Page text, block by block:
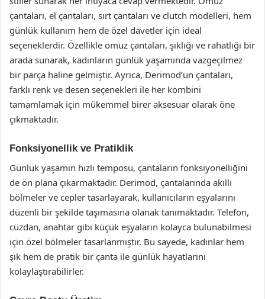
çantaları, el çantaları, sırt çantaları ve clutch modelleri, hem
günlük kullanım hem de özel davetler için ideal
seçeneklerdir. Özellikle omuz çantaları, şıklığı ve rahatlığı bir
arada sunarak, kadınların günlük yaşamında vazgeçilmez
bir parça haline gelmiştir. Ayrıca, Derimod’un çantaları,
farklı renk ve desen seçenekleri ile her kombini
tamamlamak için mükemmel birer aksesuar olarak öne
çıkmaktadır.
Fonksiyonellik ve Pratiklik
Günlük yaşamın hızlı temposu, çantaların fonksiyonelliğini
de ön plana çıkarmaktadır. Derimod, çantalarında akıllı
bölmeler ve cepler tasarlayarak, kullanıcıların eşyalarını
düzenli bir şekilde taşımasına olanak tanımaktadır. Telefon,
cüzdan, anahtar gibi küçük eşyaların kolayca bulunabilmesi
için özel bölmeler tasarlanmıştır. Bu sayede, kadınlar hem
şık hem de pratik bir çanta ile günlük hayatlarını
kolaylaştırabilirler.